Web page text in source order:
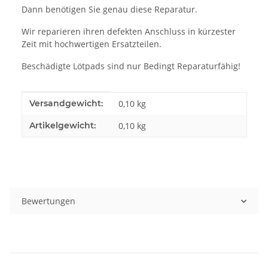
Dann benötigen Sie genau diese Reparatur.
Wir reparieren ihren defekten Anschluss in kürzester
Zeit mit hochwertigen Ersatzteilen.
Beschädigte Lötpads sind nur Bedingt Reparaturfähig!
Produkteigenschaft
Wert
Versandgewicht: 0,10 kg
Artikelgewicht: 0,10 kg
Bewertungen